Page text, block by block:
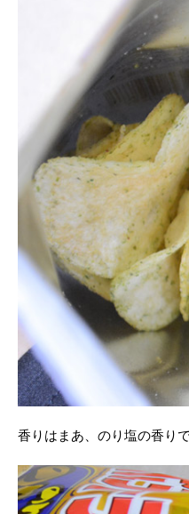
香りはまあ、のり塩の香り